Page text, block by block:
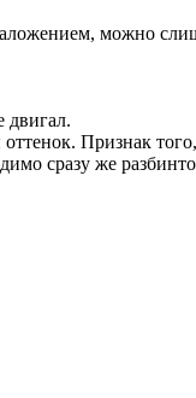
можно
двигал.
Признак
сразу же